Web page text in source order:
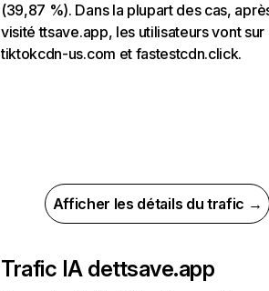
(39,87 %). Dans la plupart des cas,
visité ttsave.app, les utilisateurs vont sur
tiktokcdn-us.com et fastestcdn.click.
Afficher les détails du trafic →
Trafic IA dettsave.app